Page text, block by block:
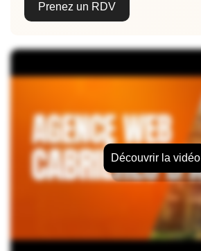
Prenez un RDV
Découvrir la vidéo